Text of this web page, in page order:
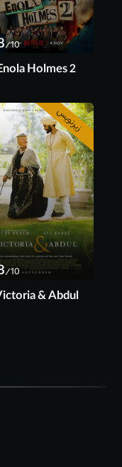
/10
Holmes 2
زیرنویس
/10
& Abdul